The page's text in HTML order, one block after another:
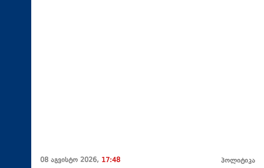
08 აგვისტო 2026, 17:48 პოლიტიკა